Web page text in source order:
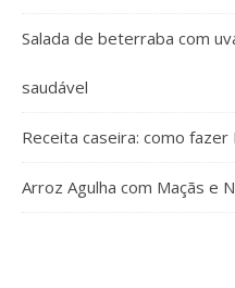
Salada de beterraba com
saudável
Receita caseira: como
Arroz Agulha com Maçãs e